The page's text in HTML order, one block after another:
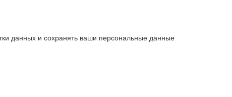
данных и сохранять ваши персональные данные